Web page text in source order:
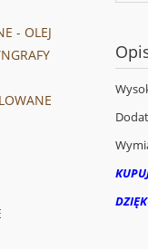
- OLEJ